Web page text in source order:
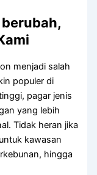
menjadi salah
populer di
pagar jenis
yang lebih
Tidak heran jika
kawasan
hingga